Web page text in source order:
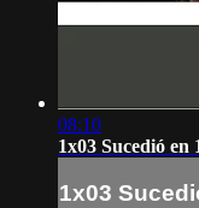
08:10
1x03 Sucedió en
1x03